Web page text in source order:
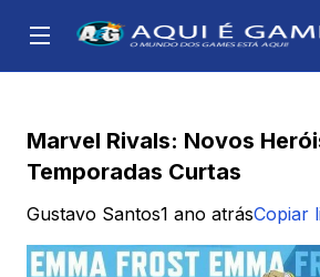
Marvel Rivals: Novos
Temporadas Curtas
Gustavo Santos1 ano atrásCopiar